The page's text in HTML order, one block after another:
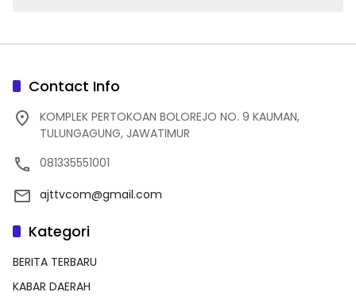
Contact Info
KOMPLEK PERTOKOAN BOLOREJO NO. 9 KAUMAN,
TULUNGAGUNG, JAWATIMUR
081335551001
ajttvcom@gmail.com
Kategori
BERITA TERBARU
KABAR DAERAH